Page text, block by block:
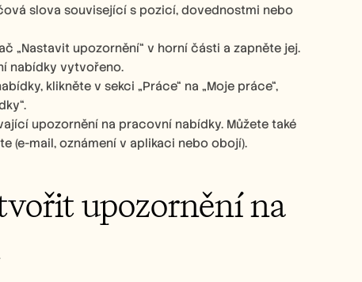
slova související s pozicí, dovednostmi nebo
„Nastavit upozornění“ v horní části a zapněte jej.
nabídky vytvořeno.
klikněte v sekci „Práce“ na „Moje práce“,
upozornění na pracovní nabídky. Můžete také
(e-mail, oznámení v aplikaci nebo obojí).
upozornění na